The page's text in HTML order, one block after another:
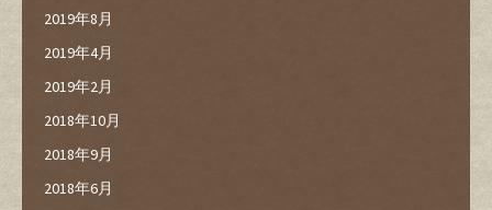
2019年8月
2019年4月
2019年2月
2018年10月
2018年9月
2018年6月